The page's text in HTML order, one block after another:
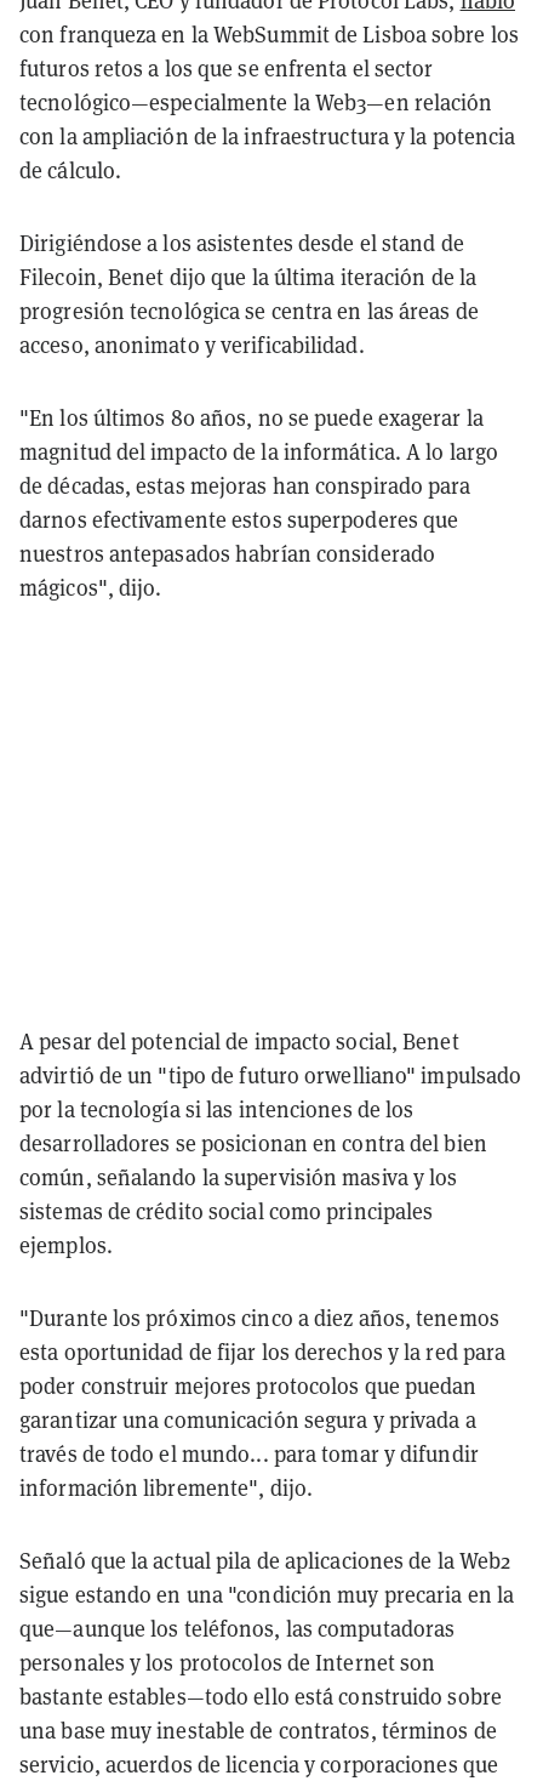
con franqueza en la WebSummit de Lisboa sobre los
futuros retos a los que se enfrenta el sector
tecnológico—especialmente la Web3—en relación
con la ampliación de la infraestructura y la potencia
de cálculo.
Dirigiéndose a los asistentes desde el stand de
Filecoin, Benet dijo que la última iteración de la
progresión tecnológica se centra en las áreas de
acceso, anonimato y verificabilidad.
"En los últimos 80 años, no se puede exagerar la
magnitud del impacto de la informática. A lo largo
de décadas, estas mejoras han conspirado para
darnos efectivamente estos superpoderes que
nuestros antepasados habrían considerado
mágicos", dijo.
A pesar del potencial de impacto social, Benet
advirtió de un "tipo de futuro orwelliano" impulsado
por la tecnología si las intenciones de los
desarrolladores se posicionan en contra del bien
común, señalando la supervisión masiva y los
sistemas de crédito social como principales
ejemplos.
"Durante los próximos cinco a diez años, tenemos
esta oportunidad de fijar los derechos y la red para
poder construir mejores protocolos que puedan
garantizar una comunicación segura y privada a
través de todo el mundo... para tomar y difundir
información libremente", dijo.
Señaló que la actual pila de aplicaciones de la Web2
sigue estando en una "condición muy precaria en la
que—aunque los teléfonos, las computadoras
personales y los protocolos de Internet son
bastante estables—todo ello está construido sobre
una base muy inestable de contratos, términos de
servicio, acuerdos de licencia y corporaciones que